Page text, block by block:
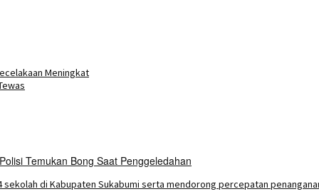
Meningkat
Temukan Bong Saat Penggeledahan